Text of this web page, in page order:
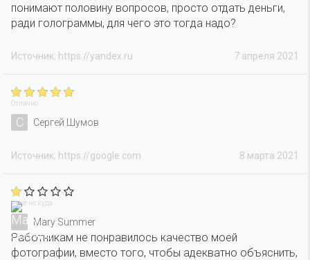
понимают половину вопросов, просто отдать деньги,
ради голограммы, для чего это тогда надо?
7 апреля 2021
Источник: https://yandex.ru
Отлично
С Сергей Шумов
8 марта 2021
Источник: https://google.com
Хуже не куда
Mary Summer
Работникам не понравилось качество моей
фотографии, вместо того, чтобы адекватно объяснить,